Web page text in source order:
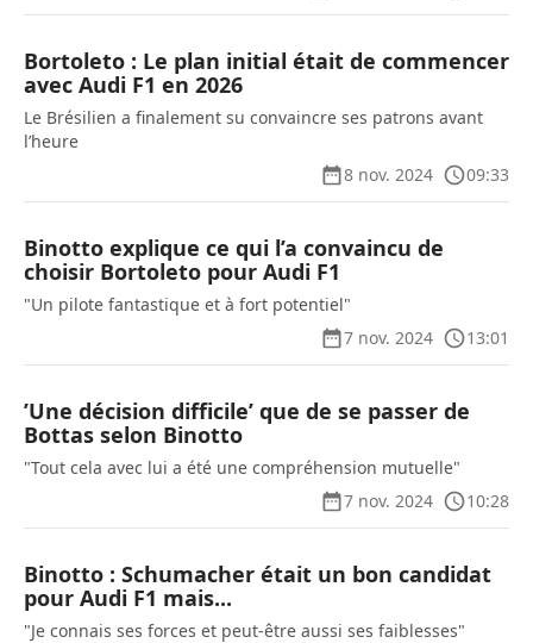
Bortoleto : Le plan initial était de commencer
avec Audi F1 en 2026
Le Brésilien a finalement su convaincre ses patrons avant
l’heure
8 nov. 2024
09:33
Binotto explique ce qui l’a convaincu de
choisir Bortoleto pour Audi F1
"Un pilote fantastique et à fort potentiel"
7 nov. 2024
13:01
’Une décision difficile’ que de se passer de
Bottas selon Binotto
"Tout cela avec lui a été une compréhension mutuelle"
7 nov. 2024
10:28
Binotto : Schumacher était un bon candidat
pour Audi F1 mais...
"Je connais ses forces et peut-être aussi ses faiblesses"